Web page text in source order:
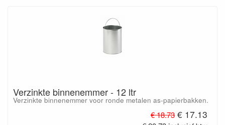
Verzinkte binnenemmer - 12 ltr
Verzinkte binnenemmer voor ronde metalen as-papierbakken.
€ 18.73€ 17.13